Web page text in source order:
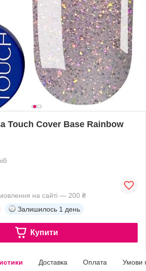
Touch Cover Base Rainbow
на сайті — 200 ₴
Залишилось 1 день
Купити
Доставка Оплата Умови